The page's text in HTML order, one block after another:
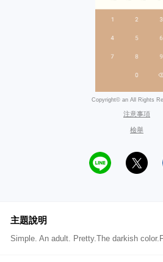
Copyright© an All Rights
注意事項
檢舉
主題說明
Simple. An adult. Pretty.The darkish